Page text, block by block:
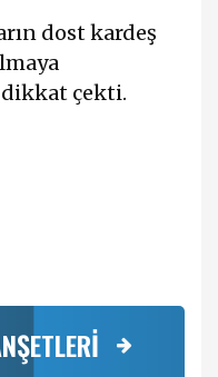
dost kardeş
dikkat çekti.